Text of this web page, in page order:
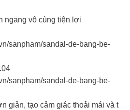
ngang vô cùng tiện lợi
sanpham/sandal-de-bang-be-
sanpham/sandal-de-bang-be-
giản, tạo cảm giác thoải mái và t